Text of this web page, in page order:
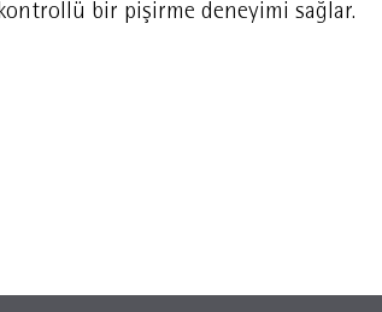
kontrollü bir pişirme deneyimi sağlar.